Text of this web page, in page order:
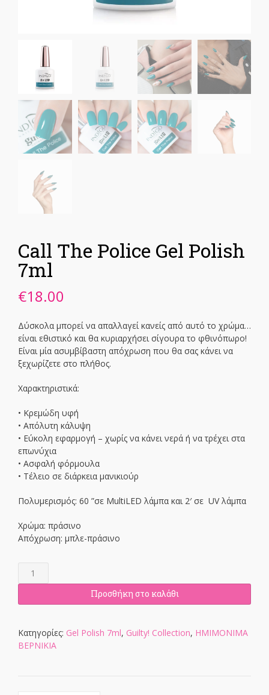
Call The Police Gel Polish
7ml
€18.00
Δύσκολα μπορεί να απαλλαγεί κανείς από αυτό το χρώμα…
είναι εθιστικό και θα κυριαρχήσει σίγουρα το φθινόπωρο!
Είναι μία ασυμβίβαστη απόχρωση που θα σας κάνει να
ξεχωρίζετε στο πλήθος.
Χαρακτηριστικά:
• Κρεμώδη υφή
• Απόλυτη κάλυψη
• Εύκολη εφαρμογή – χωρίς να κάνει νερά ή να τρέχει στα
επωνύχια
• Ασφαλή φόρμουλα
• Τέλειο σε διάρκεια μανικιούρ
Πολυμερισμός: 60 ”σε MultiLED λάμπα και 2′ σε UV λάμπα
Χρώμα: πράσινο
Απόχρωση: μπλε-πράσινο
Gel
7ml
ποσότητα
Προσθήκη στο καλάθι
Κατηγορίες: Gel Polish 7ml, Guilty! Collection, ΗΜΙΜΟΝΙΜΑ
ΒΕΡΝΙΚΙΑ